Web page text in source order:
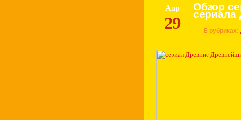
Апр
29
Обзор
сериала
В рубриках: